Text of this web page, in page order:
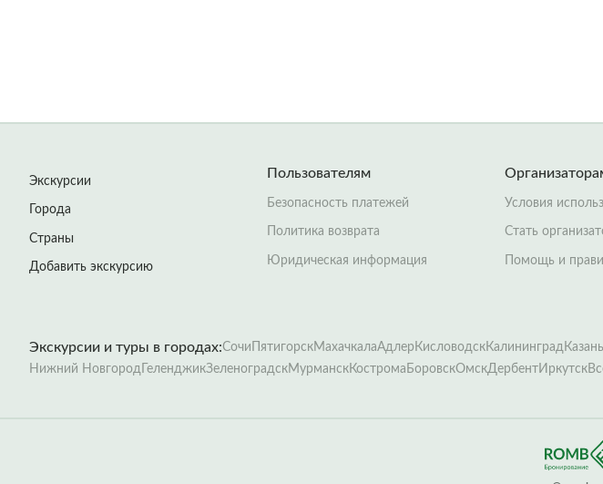
Экскурсии
Города
Страны
Добавить экскурсию
Пользователям
Безопасность платежей
Политика возврата
Юридическая информация
Условия
Стать
Помощь и
Экскурсии и туры в городах:Сочи ПятигорскМахачкалаАдлер КисловодскКалининградКазань
Нижний Новгород ГеленджикЗеленоградскМурманскКострома БоровскОмскДербентИркутск